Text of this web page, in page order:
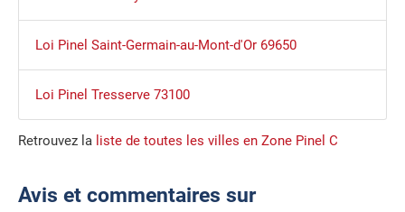
Loi Pinel Saint-Germain-au-Mont-d'Or 69650
Loi Pinel Tresserve 73100
Retrouvez la liste de toutes les villes en Zone Pinel C
Avis et commentaires sur